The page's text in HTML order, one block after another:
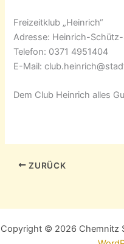
Freizeitklub „Heinrich“
Adresse: Heinrich-
Telefon: 0371 4951404
E-Mail:
Dem Club Heinrich alles
ZURÜCK
Copyright © 2026 Chemnitz